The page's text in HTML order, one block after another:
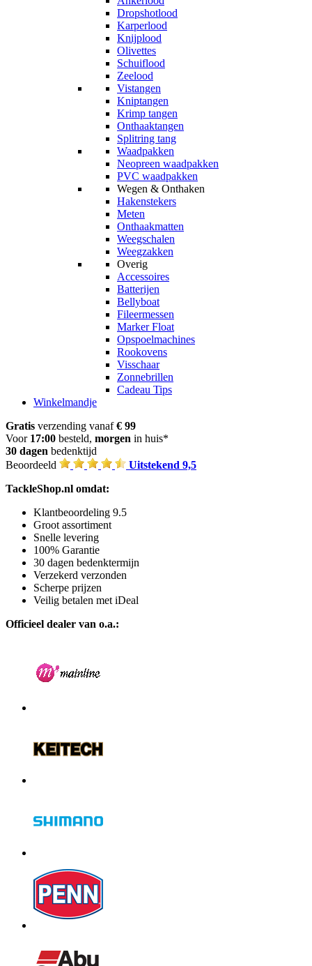
Dropshotlood
Karperlood
Knijplood
Olivettes
Schuiflood
Zeelood
Vistangen
Kniptangen
Krimp tangen
Onthaaktangen
Splitring tang
Waadpakken
Neopreen waadpakken
PVC waadpakken
Wegen & Onthaken
Hakenstekers
Meten
Onthaakmatten
Weegschalen
Weegzakken
Overig
Accessoires
Batterijen
Bellyboat
Fileermessen
Marker Float
Opspoelmachines
Rookovens
Visschaar
Zonnebrillen
Cadeau Tips
Winkelmandje
Gratis verzending vanaf€ 99
Voor 17:00 besteld, morgen in huis*
30 dagen bedenktijd
Beoordeeld
Uitstekend 9,5
TackleShop.nl omdat:
Klantbeoordeling 9.5
Groot assortiment
Snelle levering
100% Garantie
30 dagen bedenktermijn
Verzekerd verzonden
Scherpe prijzen
Veilig betalen met iDeal
Officieel dealer van o.a.: